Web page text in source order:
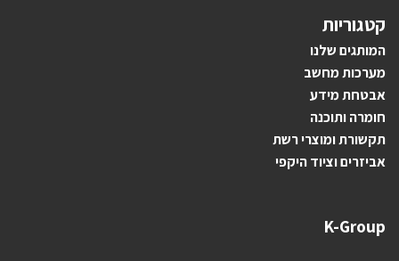
קטגוריות
המותגים שלנו
מערכות מחשב
אבטחת מידע
חומרה ותוכנה
תקשורת ומוצרי רשת
אביזרים וציוד היקפי
K-Group